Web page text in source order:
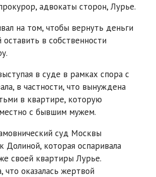
адвокаты сторон, Лурье.
на том, чтобы вернуть деньги
в собственности
в суде в рамках спора с
в частности, что вынуждена
в квартире, которую
с бывшим мужем.
суд Москвы
Долиной, которая оспаривала
своей квартиры Лурье.
что оказалась жертвой